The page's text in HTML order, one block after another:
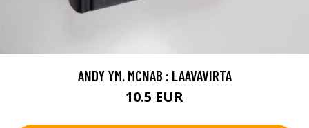
ANDY YM. MCNAB : LAAVAVIRTA
10.5 EUR